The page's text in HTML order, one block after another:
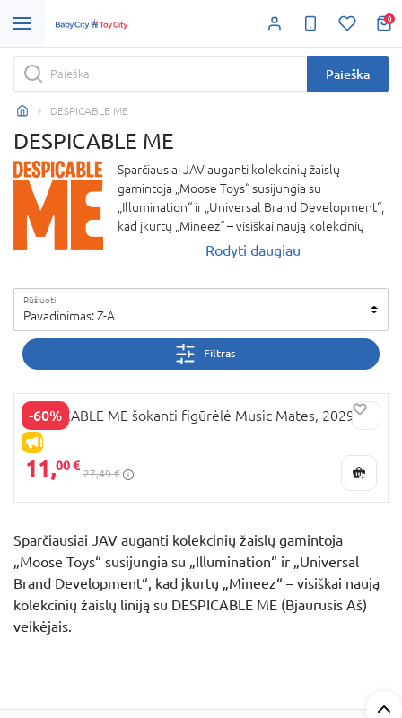
0
Paieška
DESPICABLE ME
DESPICABLE ME
Sparčiausiai JAV auganti kolekcinių žaislų
gamintoja „Moose Toys“ susijungia su
„Illumination“ ir „Universal Brand Development“,
kad įkurtų „Mineez“ – visiškai naują kolekcinių
žaislų liniją su DESPICABLE ME (Bjaurusis Aš)
Rodyti daugiau
Rūšiuoti
Pavadinimas: Z-A
Filtras
-60%
IŠPARDAVIMAS
DESPICABLE ME šokanti figūrėlė Music Mates, 20290
11,00 €
27,49 €
Sparčiausiai JAV auganti kolekcinių žaislų gamintoja
„Moose Toys“ susijungia su „Illumination“ ir „Universal
Brand Development“, kad įkurtų „Mineez“ – visiškai naują
kolekcinių žaislų liniją su DESPICABLE ME (Bjaurusis Aš)
veikėjais.